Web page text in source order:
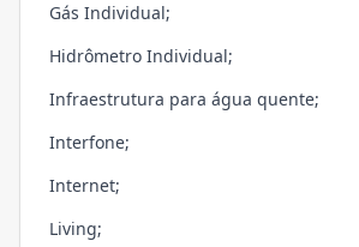
Gás Individual;
Hidrômetro Individual;
Infraestrutura para água quente;
Interfone;
Internet;
Living;